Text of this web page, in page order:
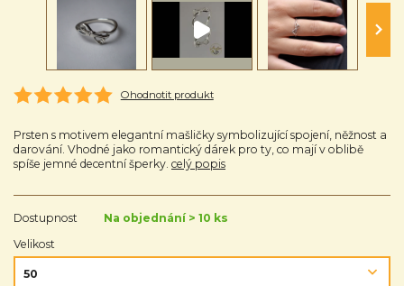
Ohodnotit produkt
Prsten s motivem elegantní mašličky symbolizující spojení, něžnost a
darování. Vhodné jako romantický dárek pro ty, co mají v oblibě
spíše jemné decentní šperky. celý popis
Dostupnost
Na objednání > 10 ks
Velikost